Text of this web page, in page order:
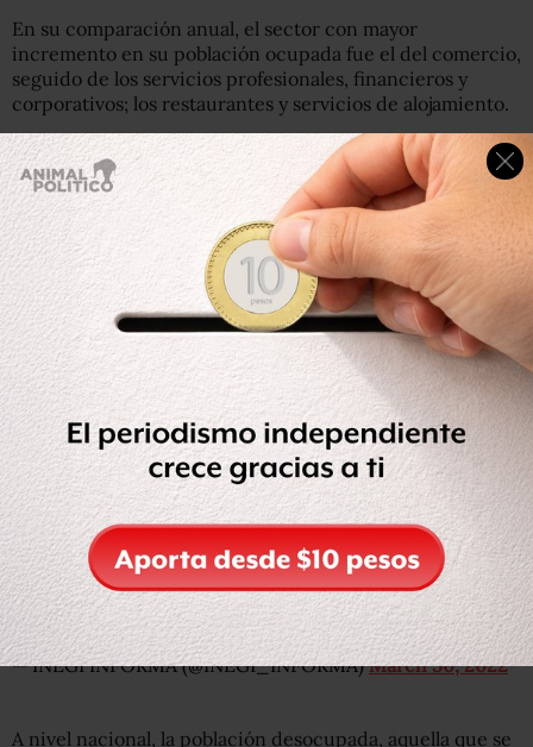
En su comparación anual, el sector con mayor
incremento en su población ocupada fue el del comercio,
seguido de los servicios profesionales, financieros y
corporativos; los restaurantes y servicios de alojamiento.
#INEGI presenta la información actualizada a febrero de
2022, de la Encuesta Nacional de Ocupación y Empleo
#ENOE. Revisa el #ComunicadoINEGI:
https://t.co/uXq3CBtYXQ #Video
pic.twitter.com/kA2Ms2q16g
— INEGI INFORMA (@INEGI_INFORMA)March 30, 2022
A nivel nacional, la población desocupada, aquella que se